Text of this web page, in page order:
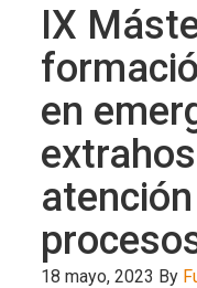
IX
en
18 mayo, 2023 By